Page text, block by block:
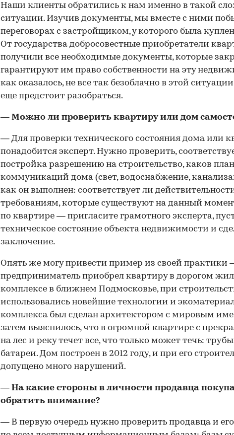
Наши клиенты обратились к нам именно в такой
ситуации. Изучив документы, мы вместе с ними
переговорах с застройщиком, у которого была
От государства добросовестные приобретатели
получили все необходимые документы, которые
гарантируют им право собственности на эту
как оказалось, не все так безоблачно в этой
еще предстоит разобраться.
— Можно ли проверить квартиру или дом
— Для проверки технического состояния дома или
понадобится эксперт. Нужно проверить,
постройка разрешению на строительство, каков план
коммуникаций дома (свет, водоснабжение,
как он выполнен: соответствует ли
требованиям, которые существуют на данный
по квартире — пригласите грамотного эксперта,
техническое состояние объекта недвижимости и
заключение.
Опять же могу привести пример из своей практики
предприниматель приобрел квартиру в дорогом
комплексе в ближнем Подмосковье, при
использовались новейшие технологии и
комплекса был сделан архитектором с мировым
затем выяснилось, что в огромной квартире с
на лес и реку течет все, что только может течь:
батареи. Дом построен в 2012 году, и при его
допущено много нарушений.
— На какие стороны в личности продавца
обратить внимание?
— В первую очередь нужно проверить продавца и